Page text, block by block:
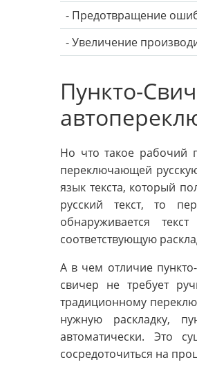
- Предотвращение
- Увеличение
Пункто-
Но что такое рабочий
переключающей
язык текста, который
русский текст, то
обнаруживается
соответствующую
А в чем отличие
свичер не требует
традиционному
нужную раскладку,
автоматически. Это
сосредоточиться на